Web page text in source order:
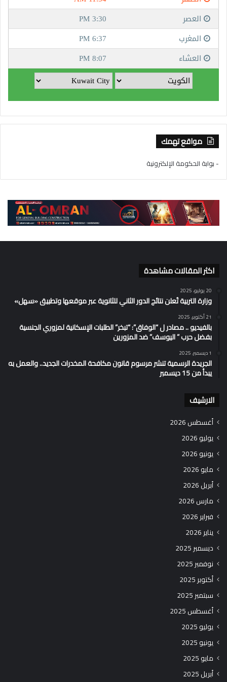
مواقع تهمك
- بوابة الحكومة الإلكترونية
اكثر المقالات مشاهدة
20 يوليو، 2025
وزارة التربية تُعلن نتائج الدور الثاني للثانوية عبر موقعها وتطبيق «سهل»
21 أكتوبر، 2025
بالفيديو .. مصادر ل “الوفاق”: “تبخر” الطلبات الإسكانية لمزوري الجنسية
بفضل حرب ” اليوسف” ضد المزورين
1 ديسمبر، 2025
الجريدة الرسمية تنشر مرسوم قانون مكافحة المخدرات الجديد.. والعمل به
يبدأ من 15 ديسمبر
الارشيف
أغسطس 2026
يوليو 2026
يونيو 2026
مايو 2026
أبريل 2026
مارس 2026
فبراير 2026
يناير 2026
ديسمبر 2025
نوفمبر 2025
أكتوبر 2025
سبتمبر 2025
أغسطس 2025
يوليو 2025
يونيو 2025
مايو 2025
أبريل 2025